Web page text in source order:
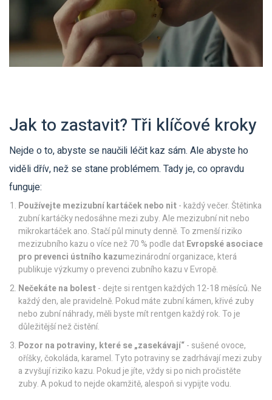
Jak to zastavit? Tři klíčové kroky
Nejde o to, abyste se naučili léčit kaz sám. Ale abyste ho
viděli dřív, než se stane problémem. Tady je, co opravdu
funguje:
Používejte mezizubní kartáček nebo nit- každý večer. Štětinka
zubní kartáčky nedosáhne mezi zuby. Ale mezizubní nit nebo
mikrokartáček ano. Stačí půl minuty denně. To zmenší riziko
mezizubního kazu o více než 70 % podle datEvropské asociace
pro prevenci ústního kazumezinárodní organizace, která
publikuje výzkumy o prevenci zubního kazu v Evropě.
Nečekáte na bolest- dejte si rentgen každých 12-18 měsíců. Ne
každý den, ale pravidelně. Pokud máte zubní kámen, křivé zuby
nebo zubní náhrady, měli byste mít rentgen každý rok. To je
důležitější než čistění.
Pozor na potraviny, které se „zasekávají“- sušené ovoce,
oříšky, čokoláda, karamel. Tyto potraviny se zadrhávají mezi zuby
a zvyšují riziko kazu. Pokud je jíte, vždy si po nich pročistěte
zuby. A pokud to nejde okamžitě, alespoň si vypijte vodu.